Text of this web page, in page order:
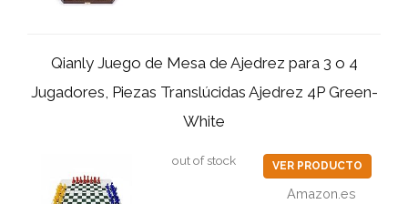
Qianly Juego de Mesa de Ajedrez para 3 o 4
Jugadores, Piezas Translúcidas Ajedrez 4P Green-
White
out of stock VER PRODUCTO
Amazon.es